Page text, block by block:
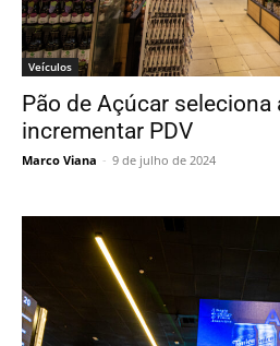
Veículos
Pão de Açúcar seleciona
incrementar PDV
Marco Viana - 9 de julho de 2024